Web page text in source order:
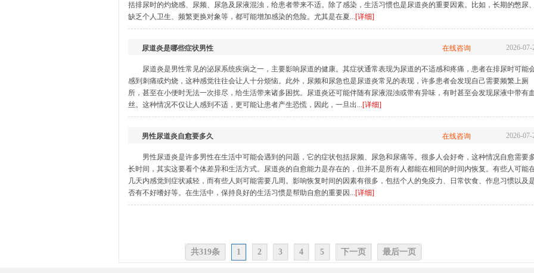
括排尿时的灼烧感、尿频、尿急及尿液混浊，给患者带来不适。除了感染，生活习惯也是尿道炎的重要因素。比如，长期的憋尿、
缺乏个人卫生、频繁更换对象等，都可能增加感染的危险。尤其是在夏...[详细]
尿道炎是哪些症状男性 在线咨询 2026-07-
尿道炎是男性常见的泌尿系统疾病之一，主要影响尿道的健康。其症状通常表现为尿道的不适感和疼痛，患者在排尿时可能
感到刺痛或灼烧，这种感觉往往会让人十分烦恼。此外，尿频和尿急也是尿道炎常见的表现，许多患者会发现自己需要频繁上厕
所，甚至在小便时无法一次排尽，给生活带来诸多困扰。尿道炎还可能伴随有尿液混浊或带有异味，有时甚至会发现尿液中带有血
丝。这种情况不仅让人感到不适，更可能让患者产生恐慌，因此，一旦出...[详细]
男性尿道炎自愈要多久 在线咨询 2026-07-
男性尿道炎是许多男性在生活中可能会遇到的问题，它的症状包括尿频、尿急和尿痛等。很多人会好奇，这种情况自愈需要
长时间，其实这要看个体差异和生活方式。尿道炎的自愈能力是存在的，但并不是所有人都能在相同的时间内恢复。有些人可能
几天内感觉到症状减轻，而有些人则可能需要几周。影响恢复时间的因素有很多，包括个人的免疫力、日常饮食、作息习惯以及
否有不好嗜好等。在生活中，保持良好的生活习惯是帮助自愈的重要因...[详细]
共319条 1 2 3 4 5 下一页 最后一页